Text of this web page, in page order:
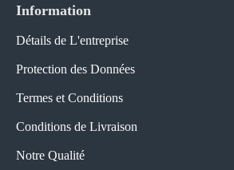
Information
Détails de L'entreprise
Protection des Données
Termes et Conditions
Conditions de Livraison
Notre Qualité